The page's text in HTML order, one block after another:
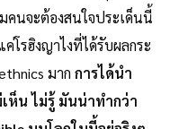
คนจะต้องสนใจประเด็นนี้
โรฮิงญาไงที่ได้รับผลกระ
มากการได้นำ
ห็น ไม่รู้ มันน่าทำกว่า